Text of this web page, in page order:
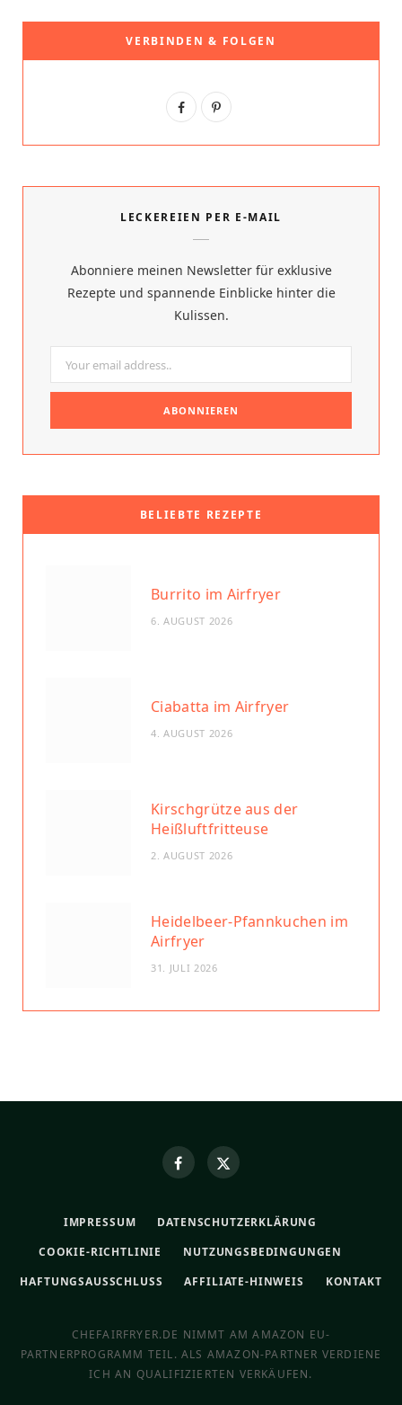
VERBINDEN & FOLGEN
F
o
k
P
e
s
t
LECKEREIEN PER E-MAIL
Abonniere meinen Newsletter für exklusive
Rezepte und spannende Einblicke hinter die
Kulissen.
BELIEBTE REZEPTE
Burrito im Airfryer
6. AUGUST 2026
Ciabatta im Airfryer
4. AUGUST 2026
Kirschgrütze aus der
Heißluftfritteuse
2. AUGUST 2026
Heidelbeer-Pfannkuchen im
Airfryer
31. JULI 2026
IMPRESSUM
DATENSCHUTZERKLÄRUNG
COOKIE-RICHTLINIE
NUTZUNGSBEDINGUNGEN
HAFTUNGSAUSSCHLUSS
AFFILIATE-HINWEIS KONTAKT
CHEFAIRFRYER.DE NIMMT AM AMAZON EU-
PARTNERPROGRAMM TEIL. ALS AMAZON-PARTNER VERDIENE
ICH AN QUALIFIZIERTEN VERKÄUFEN.